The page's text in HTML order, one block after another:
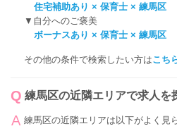
住宅補助あり × 保育士 × 練馬区
▼自分へのご褒美
ボーナスあり × 保育士 × 練馬区
その他の条件で検索したい方はこち
練馬区の近隣エリアで求人を
練馬区の近隣エリアは以下がよく見